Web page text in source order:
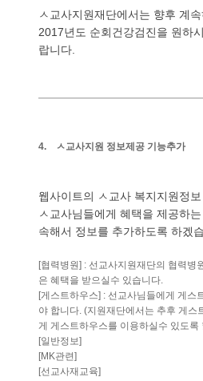
ㅅ교사지원재단에서는 향후 계
2017년도 순회건강검진을 원하
랍니다
4. ㅅ교사지원 정보제공 기능추가
웹사이트의 ㅅ교사 복지지원정보
ㅅ교사님들에게 혜택을 제공하는
속해서 정보를 추가하도록 하겠
[협력병원] : 선교사지원재단의 협력병
은 혜택을 받으실수 있습니다.
[게스트하우스] : 선교사님들에게 게스
야 합니다. (지원재단에서는 추후 게스
게 게스트하우스를 이용하실수 있도록
[일반정보]
[MK관련]
[선교사재교육]